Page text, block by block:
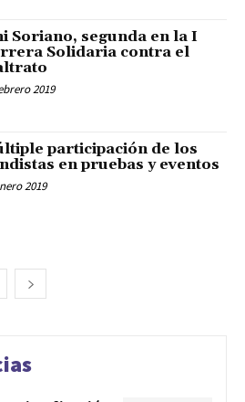
Soriano, segunda en la I
Solidaria contra el
2019
participación de los
en pruebas y eventos
2019